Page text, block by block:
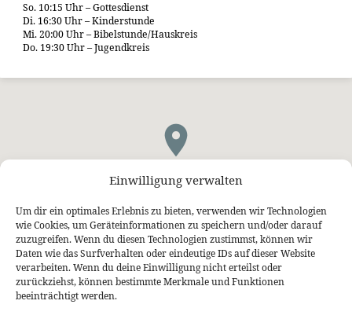
Einwilligung verwalten
Um dir ein optimales Erlebnis zu bieten, verwenden wir Technologien
wie Cookies, um Geräteinformationen zu speichern und/oder darauf
zuzugreifen. Wenn du diesen Technologien zustimmst, können wir
Daten wie das Surfverhalten oder eindeutige IDs auf dieser Website
verarbeiten. Wenn du deine Einwilligung nicht erteilst oder
zurückziehst, können bestimmte Merkmale und Funktionen
beeinträchtigt werden.
So. 10:15 Uhr – Gottesdienst
Di. 16:30 Uhr – Kinderstunde
Mi. 20:00 Uhr – Bibelstunde/Hauskreis
Do. 19:30 Uhr – Jugendkreis
ÜBER UNS
Wer wir sind
Unser Glaube
PREDIGTEN
Predigtthemen
Predigtreihen
VERANSTALTUNGEN
Kalender